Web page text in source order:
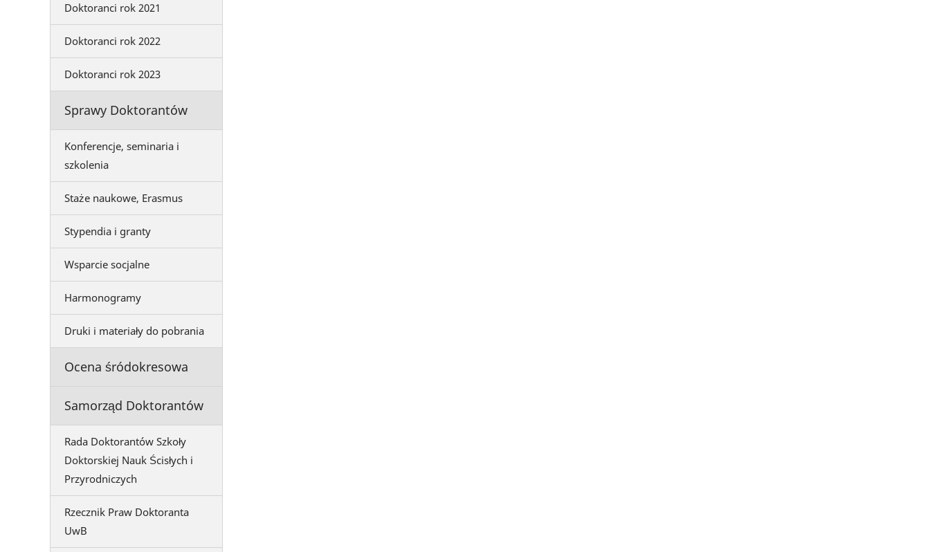
Doktoranci rok 2021
Doktoranci rok 2022
Doktoranci rok 2023
Sprawy Doktorantów
Konferencje, seminaria i
szkolenia
Staże naukowe, Erasmus
Stypendia i granty
Wsparcie socjalne
Harmonogramy
Druki i materiały do pobrania
Ocena śródokresowa
Samorząd Doktorantów
Rada Doktorantów Szkoły
Doktorskiej Nauk Ścisłych i
Przyrodniczych
Rzecznik Praw Doktoranta
UwB